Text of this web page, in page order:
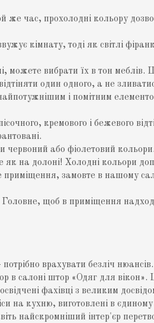
же час, прохолодні кольору
кімнату, тоді як світлі
вибрати їх в тон меблів.
один одного, а не
і помітним
кремового і бежевого
або фіолетовий
як на долоні! Холодні кольори
замовте в нашому
щоб в приміщення
врахувати безліч
в салоні штор «Одяг для вікон».
фахівці з великим
на кухню, виготовлені в
найскромніший інтер'єр